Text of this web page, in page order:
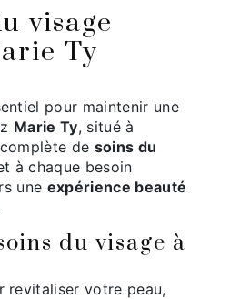
Ty
pour maintenir une
Marie Ty, situé à
de soins du
à chaque besoin
une expérience beauté
du visage à
revitaliser votre peau,